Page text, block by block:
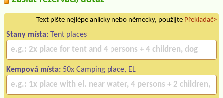
Text pište nejlépe anlicky nebo německy, použijte Překladač>
Stany místa: Tent places
Kempová místa: 50x Camping place, EL